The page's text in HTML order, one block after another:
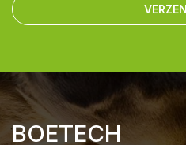
BOETECH